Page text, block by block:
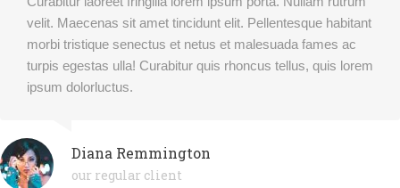
velit. Maecenas sit amet tincidunt elit. Pellentesque habitant
morbi tristique senectus et netus et malesuada fames ac
turpis egestas ulla! Curabitur quis rhoncus tellus, quis lorem
ipsum dolorluctus.
Diana Remmington
our regular client